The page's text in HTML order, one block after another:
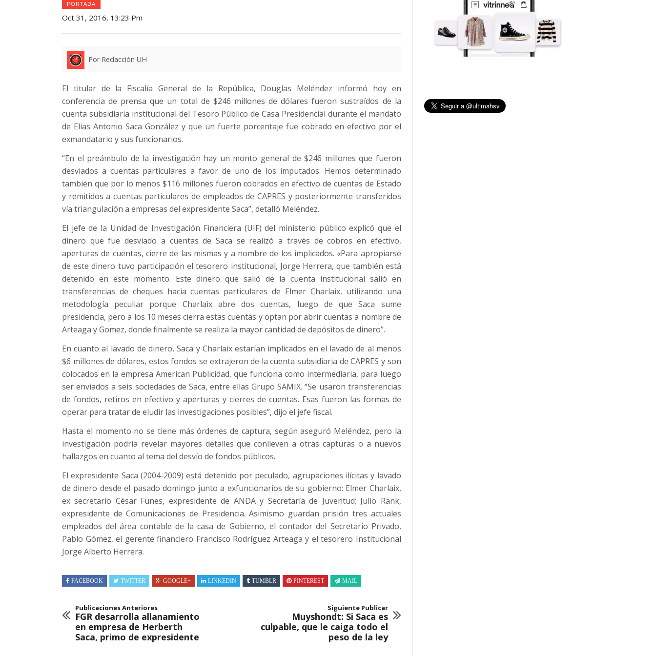
PORTADA
Oct 31, 2016, 13:23 Pm
Por Redacción UH
El titular de la Fiscalía General de la República, Douglas Meléndez informó hoy en
conferencia de prensa que un total de $246 millones de dólares fueron sustraídos de la
cuenta subsidiaria institucional del Tesoro Público de Casa Presidencial durante el mandato
de Elías Antonio Saca González y que un fuerte porcentaje fue cobrado en efectivo por el
exmandatario y sus funcionarios.
“En el preámbulo de la investigación hay un monto general de $246 millones que fueron
desviados a cuentas particulares a favor de uno de los imputados. Hemos determinado
también que por lo menos $116 millones fueron cobrados en efectivo de cuentas de Estado
y remitidos a cuentas particulares de empleados de CAPRES y posteriormente transferidos
vía triangulación a empresas del expresidente Saca”, detalló Meléndez.
El jefe de la Unidad de Investigación Financiera (UIF) del ministerio público explicó que el
dinero que fue desviado a cuentas de Saca se realizó a través de cobros en efectivo,
aperturas de cuentas, cierre de las mismas y a nombre de los implicados. «Para apropiarse
de este dinero tuvo participación el tesorero institucional, Jorge Herrera, que también está
detenido en este momento. Este dinero que salió de la cuenta institucional salió en
transferencias de cheques hacia cuentas particulares de Elmer Charlaix, utilizando una
metodología peculiar porque Charlaix abre dos cuentas, luego de que Saca sume
presidencia, pero a los 10 meses cierra estas cuentas y optan por abrir cuentas a nombre de
Arteaga y Gomez, donde finalmente se realiza la mayor cantidad de depósitos de dinero”.
En cuanto al lavado de dinero, Saca y Charlaix estarían implicados en el lavado de al menos
$6 millones de dólares, estos fondos se extrajeron de la cuenta subsidiaria de CAPRES y son
colocados en la empresa American Publicidad, que funciona como intermediaria, para luego
ser enviados a seis sociedades de Saca, entre ellas Grupo SAMIX. “Se usaron transferencias
de fondos, retiros en efectivo y aperturas y cierres de cuentas. Esas fueron las formas de
operar para tratar de eludir las investigaciones posibles”, dijo el jefe fiscal.
Hasta el momento no se tiene más órdenes de captura, según aseguró Meléndez, pero la
investigación podría revelar mayores detalles que conlleven a otras capturas o a nuevos
hallazgos en cuanto al tema del desvío de fondos públicos.
El expresidente Saca (2004-2009) está detenido por peculado, agrupaciones ilícitas y lavado
de dinero desde el pasado domingo junto a exfuncionarios de su gobierno: Elmer Charlaix,
ex secretario César Funes, expresidente de ANDA y Secretaría de Juventud; Julio Rank,
expresidente de Comunicaciones de Presidencia. Asimismo guardan prisión tres actuales
empleados del área contable de la casa de Gobierno, el contador del Secretario Privado,
Pablo Gómez, el gerente financiero Francisco Rodríguez Arteaga y el tesorero Institucional
Jorge Alberto Herrera.
FACEBOOK TWITTER GOOGLE+ LINKEDIN TUMBLR PINTEREST MAIL
Publicaciones Anteriores
FGR desarrolla allanamiento
en empresa de Herberth
Saca, primo de expresidente
Siguiente Publicar
Muyshondt: Si Saca es
culpable, que le caiga todo el
peso de la ley